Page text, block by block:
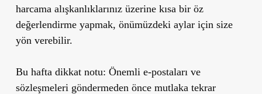
harcama alışkanlıklarınız üzerine kısa bir öz
değerlendirme yapmak, önümüzdeki aylar için size
yön verebilir.
Bu hafta dikkat notu: Önemli e-postaları ve
sözleşmeleri göndermeden önce mutlaka tekrar